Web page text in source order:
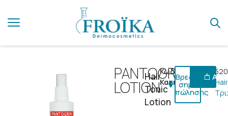
PANTOGRIN
LOTION
Hair
Tonic
Lotion
Κωδικός:
Κατηγορίες:
Βρες ένα
σημείο
πώλησης